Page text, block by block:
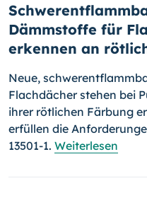
Dämmstoffe für
erkennen an
Neue,
Flachdächer stehen bei
ihrer rötlichen Färbung
erfüllen die
13501-1. Weiterlesen